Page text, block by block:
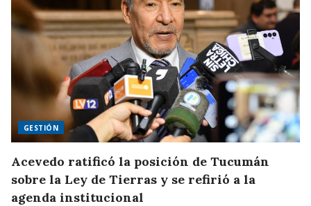
GESTIÓN
Acevedo ratificó la posición de Tucumán
sobre la Ley de Tierras y se refirió a la
agenda institucional